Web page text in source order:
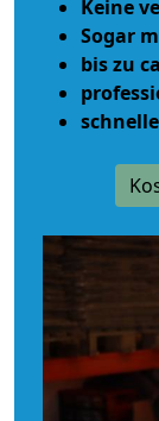
Keine
Sogar
bis zu